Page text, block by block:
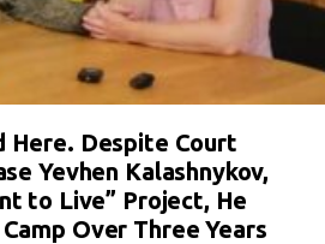
Here. Despite Court
Yevhen Kalashnykov,
to Live” Project, He
Over Three Years